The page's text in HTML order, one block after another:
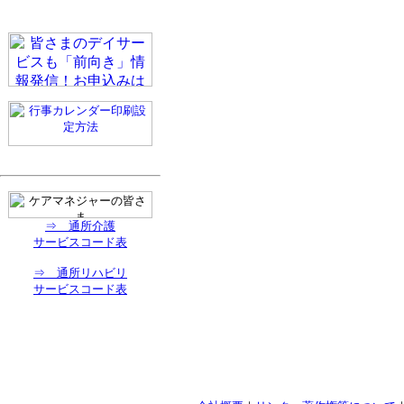
⇒ 通所介護
サービスコード表
⇒ 通所リハビリ
サービスコード表